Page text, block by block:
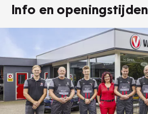
Info en openingstijden